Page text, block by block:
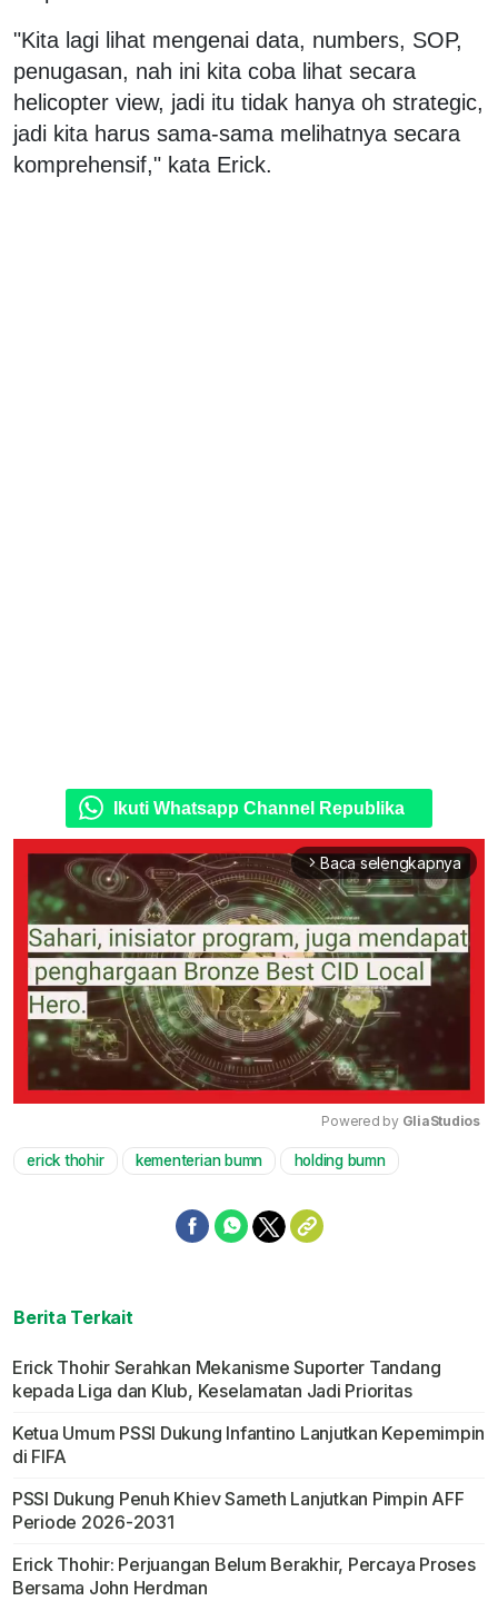
"Kita lagi lihat mengenai data, numbers, SOP,
penugasan, nah ini kita coba lihat secara
helicopter view, jadi itu tidak hanya oh strategic,
jadi kita harus sama-sama melihatnya secara
komprehensif," kata Erick.
Ikuti Whatsapp Channel Republika
arrow_forward_ios Baca selengkapnya
Powered by GliaStudios
erick thohir kementerian bumn holding bumn
Berita Terkait
Erick Thohir Serahkan Mekanisme Suporter Tandang
kepada Liga dan Klub, Keselamatan Jadi Prioritas
Ketua Umum PSSI Dukung Infantino Lanjutkan Kepemimpin
di FIFA
PSSI Dukung Penuh Khiev Sameth Lanjutkan Pimpin AFF
Periode 2026-2031
Erick Thohir: Perjuangan Belum Berakhir, Percaya Proses
Bersama John Herdman